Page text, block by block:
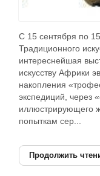
С 15 сентября по
Традиционного
интереснейшая
искусству Африки
накопления
экспедиций, через
иллюстрирующего
попыткам сер...
Продолжить